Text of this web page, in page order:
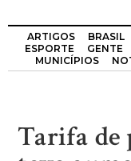
ARTIGOS BRASIL
ESPORTE
GENTE
MUNICÍPIOS
Tarifa de